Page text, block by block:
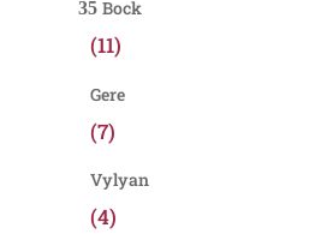
Bock
(11)
Gere
(7)
Vylyan
(4)